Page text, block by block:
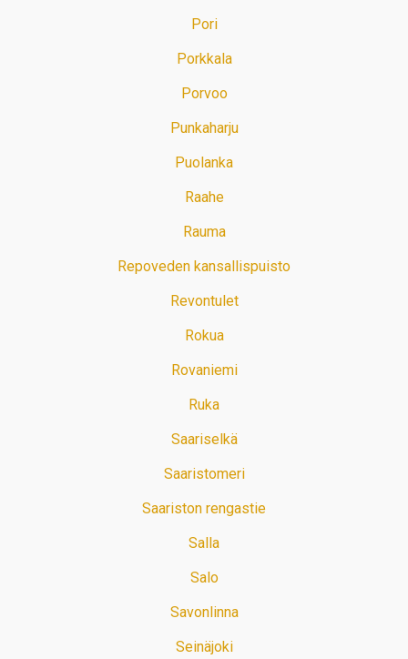
Pori
Porkkala
Porvoo
Punkaharju
Puolanka
Raahe
Rauma
Repoveden kansallispuisto
Revontulet
Rokua
Rovaniemi
Ruka
Saariselkä
Saaristomeri
Saariston rengastie
Salla
Salo
Savonlinna
Seinäjoki